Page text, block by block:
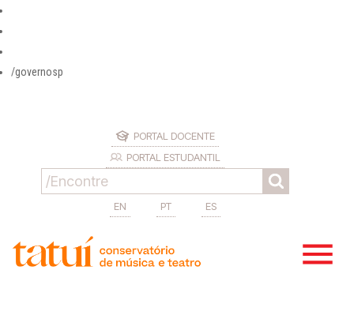
/governosp
PORTAL DOCENTE
PORTAL ESTUDANTIL
EN PT ES